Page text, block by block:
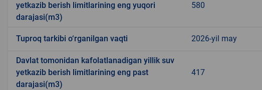
yetkazib berish limitlarining eng yuqori
darajasi(m3)
580
Tuproq tarkibi o‘rganilgan vaqti 2026-yil may
Davlat tomonidan kafolatlanadigan yillik suv
yetkazib berish limitlarining eng past
darajasi(m3)
417